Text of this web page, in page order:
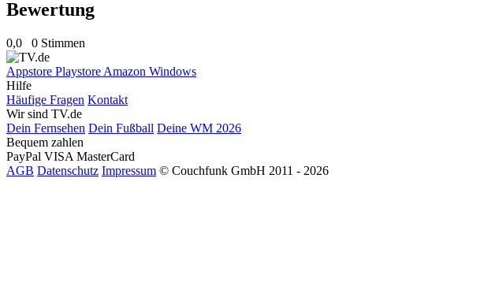
Bewertung
0,0 0 Stimmen
Appstore Playstore Amazon Windows
Hilfe
Häufige Fragen Kontakt
Wir sind TV.de
Dein Fernsehen Dein Fußball Deine WM 2026
Bequem zahlen
PayPal VISA MasterCard
AGB Datenschutz Impressum © Couchfunk GmbH 2011 - 2026